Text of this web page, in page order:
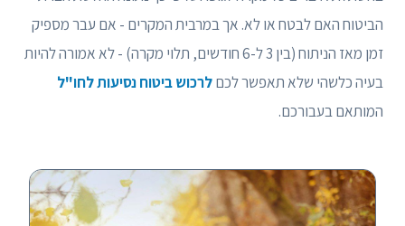
הביטוח האם לבטח או לא. אך במרבית המקרים - אם עבר מספיק
זמן מאז הניתוח (בין 3 ל-6 חודשים, תלוי מקרה) - לא אמורה להיות
בעיה כלשהי שלא תאפשר לכםלרכוש ביטוח נסיעות לחו"ל
המותאם בעבורכם.